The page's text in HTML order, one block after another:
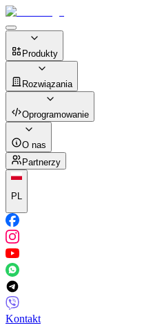
Produkty
Rozwiązania
Oprogramowanie
O nas
Partnerzy
PL
Kontakt